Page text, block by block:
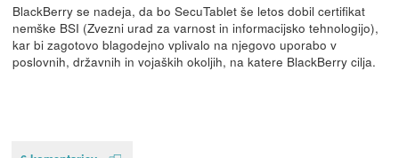
BlackBerry se nadeja, da bo SecuTablet še letos dobil certifikat
nemške BSI (Zvezni urad za varnost in informacijsko tehnologijo),
kar bi zagotovo blagodejno vplivalo na njegovo uporabo v
poslovnih, državnih in vojaških okoljih, na katere BlackBerry cilja.